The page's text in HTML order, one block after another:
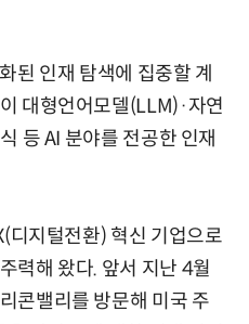
된 인재 탐색에 집중할 계
대형언어모델(LLM)·자연
등 AI 분야를 전공한 인재
디지털전환) 혁신 기업으로
력해 왔다. 앞서 지난 4월
콘밸리를 방문해 미국 주